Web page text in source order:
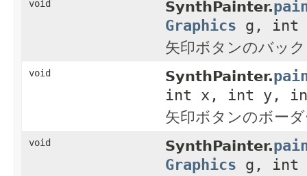
void SynthPainter.
Graphics g, int
矢印ボタンのバッ
void SynthPainter.
int x, int y,
矢印ボタンのボー
void SynthPainter.
Graphics g, int